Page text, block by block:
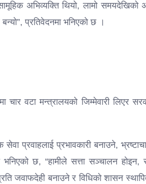
अभिव्यक्ति थियो, लामो समयदेखिको
प्रतिवेदनमा भनिएको छ ।
चार वटा मन्त्रालयको जिम्मेवारी लिएर
प्रवाहलाई प्रभावकारी बनाउने,
छ, “हामीले सत्ता सञ्चालन होइन,
जवाफदेही बनाउने र विधिको शासन